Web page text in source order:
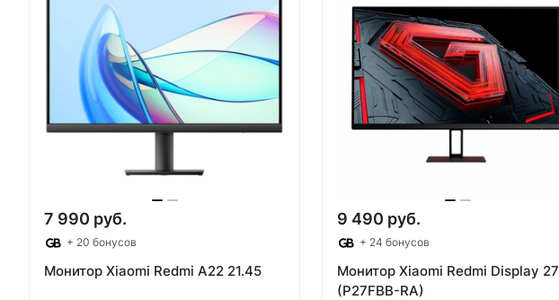
7 990 руб.
+ 20 бонусов
Монитор Xiaomi Redmi A22 21.45
9 490 руб.
+ 24 бонусов
Монитор Xiaomi Redmi Display 27
(P27FBB-RA)